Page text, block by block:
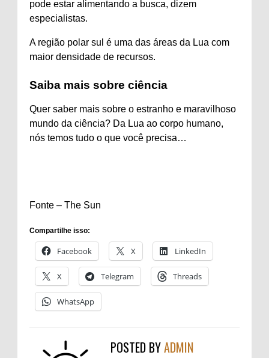
pode estar alimentando a busca, dizem
especialistas.
A região polar sul é uma das áreas da Lua com
maior densidade de recursos.
Saiba mais sobre ciência
Quer saber mais sobre o estranho e maravilhoso
mundo da ciência? Da Lua ao corpo humano,
nós temos tudo o que você precisa…
Fonte – The Sun
Compartilhe isso:
Facebook X LinkedIn
X Telegram Threads
WhatsApp
POSTED BYADMIN